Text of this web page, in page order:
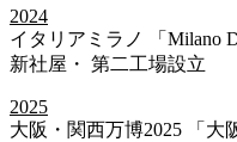
2024
イタリアミラノ 「Milano
新社屋・ 第二工場設立
2025
大阪・関西万博2025 「大